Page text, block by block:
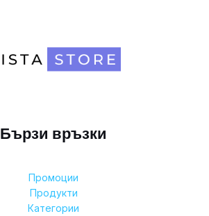
Бързи връзки
Промоции
Продукти
Категории